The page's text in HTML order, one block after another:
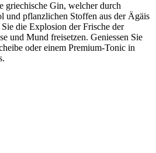
griechische Gin, welcher durch
und pflanzlichen Stoffen aus der Ägäis
die Explosion der Frische der
und Mund freisetzen. Geniessen Sie
oder einem Premium-Tonic in